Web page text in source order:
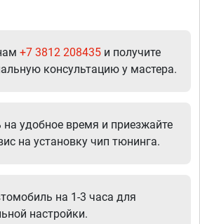
+7 3812 208435 и получите
консультацию у мастера.
удобное время и приезжайте
на установку чип тюнинга.
на 1-3 часа для
настройки.